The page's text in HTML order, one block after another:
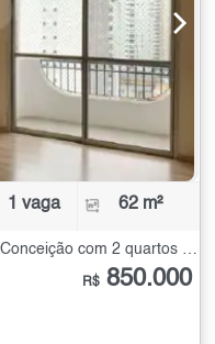
1 vaga 62 m²
Apartamento à Venda na Vila Nova Conceição com 2 quartos - 62 m²
R$ 850.000